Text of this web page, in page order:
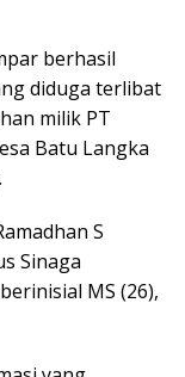
berhasil
diduga terlibat
milik PT
Batu Langka
S
Sinaga
MS (26),